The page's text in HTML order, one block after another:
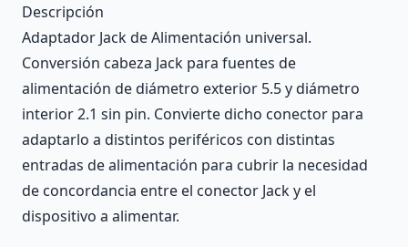
Descripción
Adaptador Jack de Alimentación universal.
Conversión cabeza Jack para fuentes de
alimentación de diámetro exterior 5.5 y diámetro
interior 2.1 sin pin. Convierte dicho conector para
adaptarlo a distintos periféricos con distintas
entradas de alimentación para cubrir la necesidad
de concordancia entre el conector Jack y el
dispositivo a alimentar.